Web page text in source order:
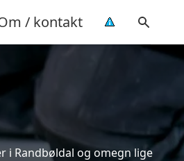
/ kontakt
i Randbøldal og omegn lige